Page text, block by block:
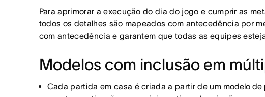
Para aprimorar a execução do dia do jogo e cumprir as
todos os detalhes são mapeados com antecedência por
com antecedência e garantem que todas as equipes
Modelos com inclusão em
Cada partida em casa é criada a partir de um modelo de